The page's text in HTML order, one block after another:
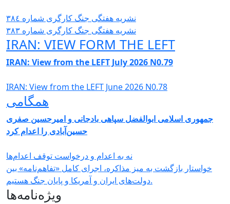
نشریە هفتگی جنگ کارگری شمارە ٣٨٤
نشریە هفتگی جنگ کارگری شمارە ٣٨٣
IRAN: VIEW FORM THE LEFT
IRAN: View from the LEFT July 2026 N0.79
IRAN: View from the LEFT June 2026 N0.78
همگامی
جمهوری اسلامی ابوالفضل سپاهی بادجانی و امیرحسین صفری
حسین‌آبادی را اعدام کرد
نه به اعدام و درخواست توقف اعدام‌ها
خواستار بازگشت به میز مذاکره، اجرای کامل «تفاهم‌نامه» بین
دولت‌های ایران و آمریکا و پایان جنگ هستیم.
ویژه‌نامه‌ها